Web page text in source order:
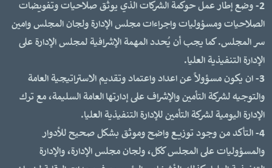
2- وضع إطار عمل حوكمة الشركات الذي يوثق صلاحيات وتفويضات
الصلاحيات ومسؤوليات واجراءات مجلس الإدارة ولجان المجلس وامين
سر المجلس. كما يجب أن يُحدد المهمة الإشرافية لمجلس الإدارة على
الإدارة التنفيذية العليا.
3- ان يكون مسؤولاً عن اعداد واعتماد وتقديم الاستراتيجية العامة
والتوجيه لشركة التأمين والإشراف على إدارتها العامة السليمة، مع ترك
الإدارة اليومية لشركة التأمين للإدارة التنفيذية العليا.
4- التأكد من وجود توزيع واضح وموثق بشكل صحيح للأدوار
والمسؤوليات على المجلس ككل، ولجان مجلس الإدارة، والإدارة